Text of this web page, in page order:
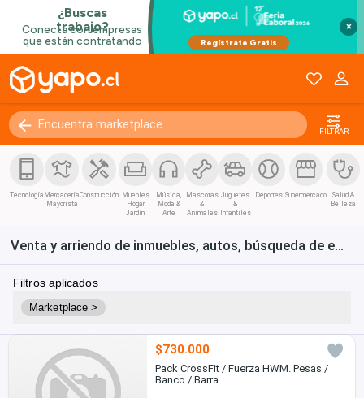
×
FILTRAR
Tecnología Mercadería
Mayorista
Construcción Muebles
Hogar
Jardín
Música,
Moda &
Arte
Mascotas
&
Animales
Juguetes
&
Infantiles
Deportes Supermercado
Salud &
Belleza
Venta y arriendo de inmuebles, autos, búsqueda de empleo y bienes de consumo en Chile
Filtros aplicados
Marketplace >
$730.000
Pack CrossFit / Fuerza HWM. Pesas /
Banco / Barra